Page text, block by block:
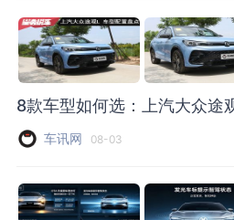
8款车型如何选：上汽大众途
车讯网 08-03